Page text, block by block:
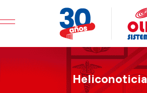
Mobile Menu Toggle